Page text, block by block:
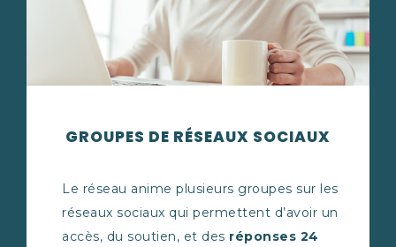
GROUPES DE RÉSEAUX SOCIAUX
Le réseau anime plusieurs groupes sur les
réseaux sociaux qui permettent d’avoir un
accès, du soutien, et des réponses 24